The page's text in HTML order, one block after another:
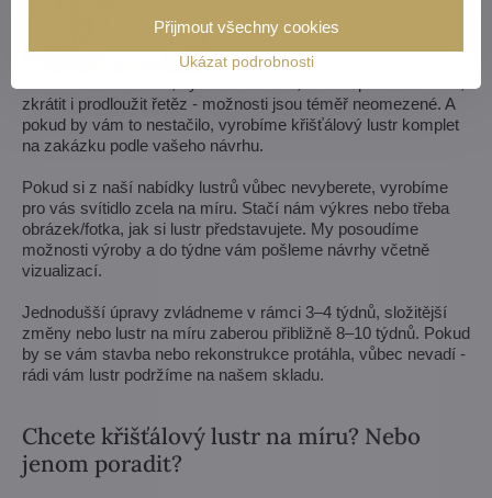
zkrátit i prodloužit řetěz - možnosti jsou téměř neomezené. A
pokud by vám to nestačilo, vyrobíme křišťálový lustr komplet
na zakázku podle vašeho návrhu.
Pokud si z naší nabídky lustrů vůbec nevyberete, vyrobíme
pro vás svítidlo zcela na míru. Stačí nám výkres nebo třeba
obrázek/fotka, jak si lustr představujete. My posoudíme
možnosti výroby a do týdne vám pošleme návrhy včetně
vizualizací.
Jednodušší úpravy zvládneme v rámci 3–4 týdnů, složitější
změny nebo lustr na míru zaberou přibližně 8–10 týdnů. Pokud
by se vám stavba nebo rekonstrukce protáhla, vůbec nevadí -
rádi vám lustr podržíme na našem skladu.
Chcete křišťálový lustr na míru? Nebo
jenom poradit?
Ukázat podrobnosti
Přijmout všechny cookies